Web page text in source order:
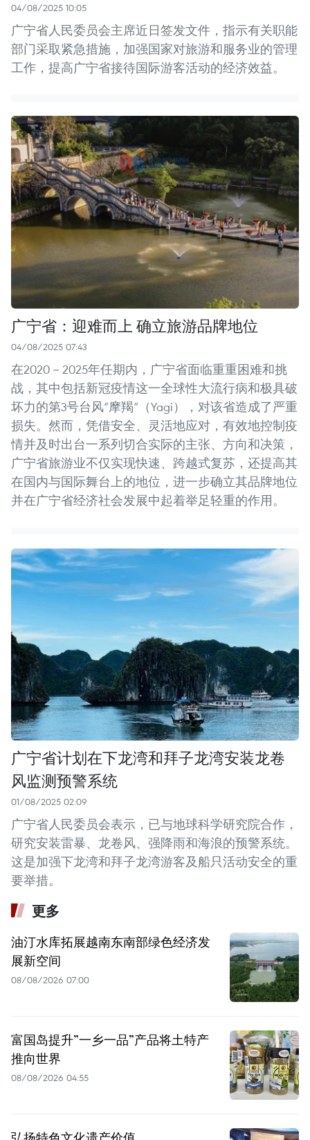
04/08/2025 10:05
广宁省人民委员会主席近日签发文件，指示有关职能
部门采取紧急措施，加强国家对旅游和服务业的管理
工作，提高广宁省接待国际游客活动的经济效益。
广宁省：迎难而上 确立旅游品牌地位
04/08/2025 07:43
在2020－2025年任期内，广宁省面临重重困难和挑
战，其中包括新冠疫情这一全球性大流行病和极具破
坏力的第3号台风“摩羯”（Yagi），对该省造成了严重
损失。然而，凭借安全、灵活地应对，有效地控制疫
情并及时出台一系列切合实际的主张、方向和决策，
广宁省旅游业不仅实现快速、跨越式复苏，还提高其
在国内与国际舞台上的地位，进一步确立其品牌地位
并在广宁省经济社会发展中起着举足轻重的作用。
广宁省计划在下龙湾和拜子龙湾安装龙卷
风监测预警系统
01/08/2025 02:09
广宁省人民委员会表示，已与地球科学研究院合作，
研究安装雷暴、龙卷风、强降雨和海浪的预警系统。
这是加强下龙湾和拜子龙湾游客及船只活动安全的重
要举措。
更多
油汀水库拓展越南东南部绿色经济发
展新空间
08/08/2026 07:00
富国岛提升”一乡一品”产品将土特产
推向世界
08/08/2026 04:55